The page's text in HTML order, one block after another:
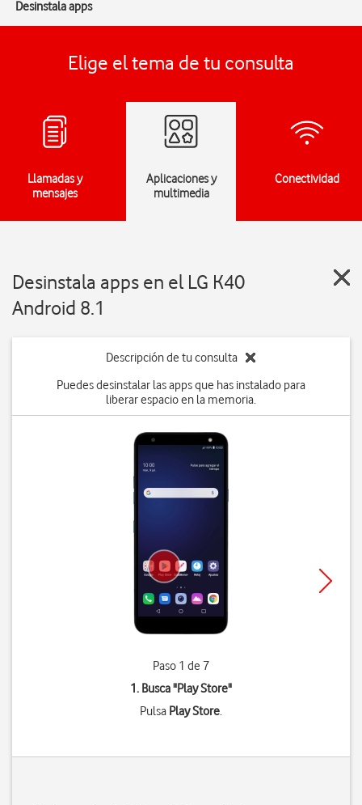
Desinstala apps
Elige el tema de tu consulta
Llamadas y
mensajes
Aplicaciones y
multimedia
Conectividad
Desinstala apps en el LG K40
Android 8.1
Descripción de tu consulta
Puedes desinstalar las apps que has instalado para
liberar espacio en la memoria.
Paso 1 de 7
1. Busca "Play Store"
Pulsa Play Store.